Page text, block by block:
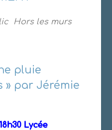
Hors les murs
pluie
» par Jérémie
Lycée